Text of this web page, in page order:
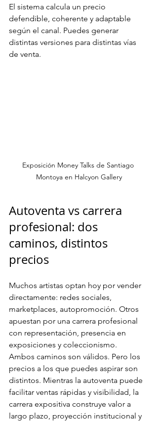
El sistema calcula un precio
defendible, coherente y adaptable
según el canal. Puedes generar
distintas versiones para distintas vías
de venta.
Exposición Money Talks de Santiago
Montoya en Halcyon Gallery
Autoventa vs carrera
profesional: dos
caminos, distintos
precios
Muchos artistas optan hoy por vender
directamente: redes sociales,
marketplaces, autopromoción. Otros
apuestan por una carrera profesional
con representación, presencia en
exposiciones y coleccionismo.
Ambos caminos son válidos. Pero los
precios a los que puedes aspirar son
distintos. Mientras la autoventa puede
facilitar ventas rápidas y visibilidad, la
carrera expositiva construye valor a
largo plazo, proyección institucional y